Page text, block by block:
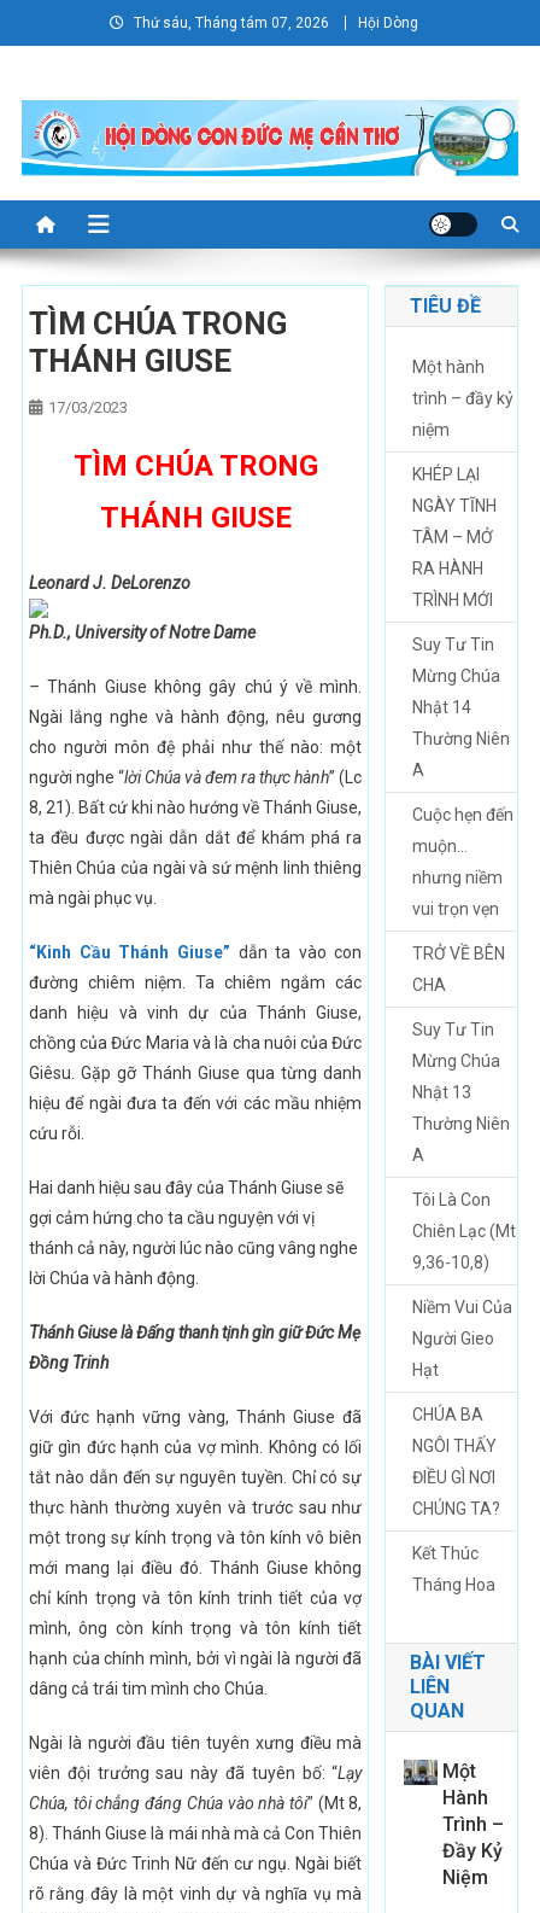
to
Thứ sáu, Tháng tám 07, 2026 Hội Dòng
TÌM CHÚA TRONG
THÁNH GIUSE
17/03/2023
TÌM CHÚA TRONG
THÁNH GIUSE
Leonard J. DeLorenzo
Ph.D., University of Notre Dame
–Thánh Giuse không gây chú ý về mình.
Ngài lắng nghe và hành động, nêu gương
cho người môn đệ phải như thế nào: một
người nghe “lời Chúa và đem ra thực hành” (Lc
8, 21). Bất cứ khi nào hướng về Thánh Giuse,
ta đều được ngài dẫn dắt để khám phá ra
Thiên Chúa của ngài và sứ mệnh linh thiêng
mà ngài phục vụ.
“Kinh Cầu Thánh Giuse” dẫn ta vào con
đường chiêm niệm. Ta chiêm ngắm các
danh hiệu và vinh dự của Thánh Giuse,
chồng của Đức Maria và là cha nuôi của Đức
Giêsu. Gặp gỡ Thánh Giuse qua từng danh
hiệu để ngài đưa ta đến với các mầu nhiệm
cứu rỗi.
Hai danh hiệu sau đây của Thánh Giuse sẽ
gợi cảm hứng cho ta cầu nguyện với vị
thánh cả này, người lúc nào cũng vâng nghe
lời Chúa và hành động.
Thánh Giuse là Đấng thanh tịnh gìn giữ Đức Mẹ
Đồng Trinh
Với đức hạnh vững vàng, Thánh Giuse đã
giữ gìn đức hạnh của vợ mình. Không có lối
tắt nào dẫn đến sự nguyên tuyền. Chỉ có sự
thực hành thường xuyên và trước sau như
một trong sự kính trọng và tôn kính vô biên
mới mang lại điều đó. Thánh Giuse không
chỉ kính trọng và tôn kính trinh tiết của vợ
mình, ông còn kính trọng và tôn kính tiết
hạnh của chính mình, bởi vì ngài là người đã
dâng cả trái tim mình cho Chúa.
Ngài là người đầu tiên tuyên xưng điều mà
viên đội trưởng sau này đã tuyên bố: “Lạy
Chúa, tôi chẳng đáng Chúa vào nhà tôi” (Mt 8,
8). Thánh Giuse là mái nhà mà cả Con Thiên
Chúa và Đức Trinh Nữ đến cư ngụ. Ngài biết
rõ rằng đây là một vinh dự và nghĩa vụ mà
TIÊU ĐỀ
Một hành
trình – đầy kỷ
niệm
KHÉP LẠI
NGÀY TĨNH
TÂM – MỞ
RA HÀNH
TRÌNH MỚI
Suy Tư Tin
Mừng Chúa
Nhật 14
Thường Niên
A
Cuộc hẹn đến
muộn…
nhưng niềm
vui trọn vẹn
TRỞ VỀ BÊN
CHA
Suy Tư Tin
Mừng Chúa
Nhật 13
Thường Niên
A
Tôi Là Con
Chiên Lạc (Mt
9,36-10,8)
Niềm Vui Của
Người Gieo
Hạt
CHÚA BA
NGÔI THẤY
ĐIỀU GÌ NƠI
CHÚNG TA?
Kết Thúc
Tháng Hoa
BÀI VIẾT
LIÊN
QUAN
Một
Hành
Trình –
Đầy Kỷ
Niệm